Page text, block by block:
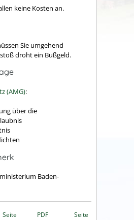
keine Kosten an.
Sie umgehend
droht ein Bußgeld.
(AMG):
über die
Baden-
Seite
PDF
Seite